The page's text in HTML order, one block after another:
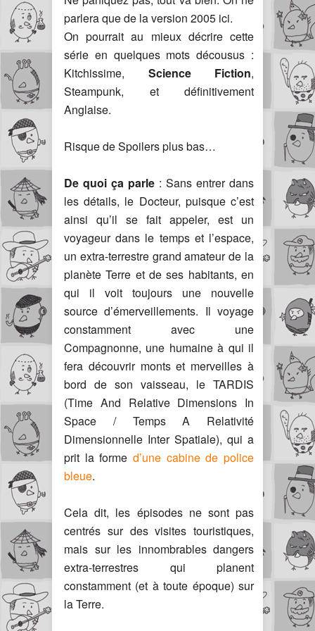
parlera que de la version 2005 ici.
On pourrait au mieux décrire cette
série en quelques mots décousus :
Kitchissime, Science Fiction,
Steampunk, et définitivement
Anglaise.
Risque de Spoilers plus bas…
De quoi ça parle : Sans entrer dans
les détails, le Docteur, puisque c’est
ainsi qu’il se fait appeler, est un
voyageur dans le temps et l’espace,
un extra-terrestre grand amateur de la
planète Terre et de ses habitants, en
qui il voit toujours une nouvelle
source d’émerveillements. Il voyage
constamment avec une
Compagnonne, une humaine à qui il
fera découvrir monts et merveilles à
bord de son vaisseau, le TARDIS
(Time And Relative Dimensions In
Space / Temps A Relativité
Dimensionnelle Inter Spatiale), qui a
prit la forme d’une cabine de police
bleue.
Cela dit, les épisodes ne sont pas
centrés sur des visites touristiques,
mais sur les innombrables dangers
extra-terrestres qui planent
constamment (et à toute époque) sur
la Terre.